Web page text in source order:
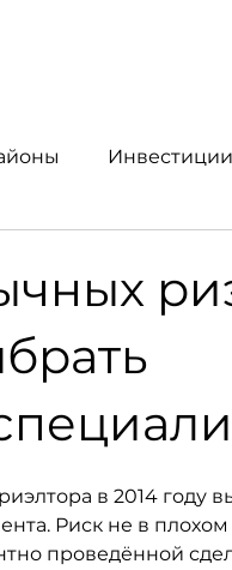
Инвестиции
в 2014 году
Риск не в
проведённой